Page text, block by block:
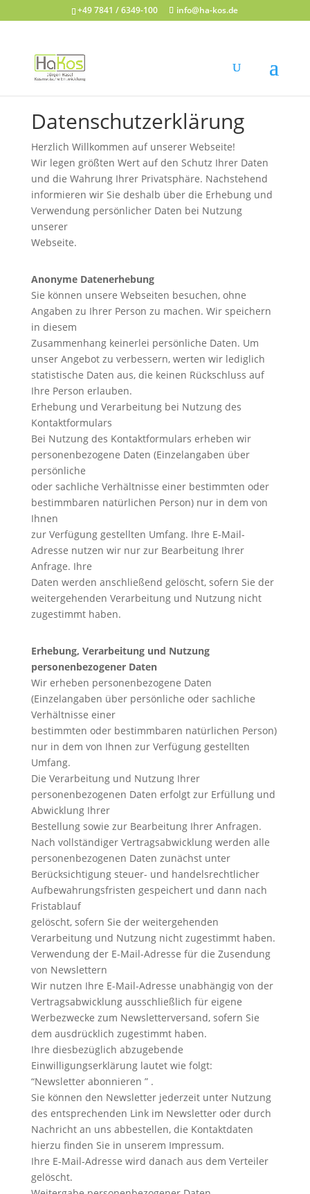
+49 7841 / 6349-100 info@ha-kos.de
Datenschutzerklärung
Herzlich Willkommen auf unserer Webseite!
Wir legen größten Wert auf den Schutz Ihrer Daten
und die Wahrung Ihrer Privatsphäre. Nachstehend
informieren wir Sie deshalb über die Erhebung und
Verwendung persönlicher Daten bei Nutzung
unserer
Webseite.
Anonyme Datenerhebung
Sie können unsere Webseiten besuchen, ohne
Angaben zu Ihrer Person zu machen. Wir speichern
in diesem
Zusammenhang keinerlei persönliche Daten. Um
unser Angebot zu verbessern, werten wir lediglich
statistische Daten aus, die keinen Rückschluss auf
Ihre Person erlauben.
Erhebung und Verarbeitung bei Nutzung des
Kontaktformulars
Bei Nutzung des Kontaktformulars erheben wir
personenbezogene Daten (Einzelangaben über
persönliche
oder sachliche Verhältnisse einer bestimmten oder
bestimmbaren natürlichen Person) nur in dem von
Ihnen
zur Verfügung gestellten Umfang. Ihre E-Mail-
Adresse nutzen wir nur zur Bearbeitung Ihrer
Anfrage. Ihre
Daten werden anschließend gelöscht, sofern Sie der
weitergehenden Verarbeitung und Nutzung nicht
zugestimmt haben.
Erhebung, Verarbeitung und Nutzung
personenbezogener Daten
Wir erheben personenbezogene Daten
(Einzelangaben über persönliche oder sachliche
Verhältnisse einer
bestimmten oder bestimmbaren natürlichen Person)
nur in dem von Ihnen zur Verfügung gestellten
Umfang.
Die Verarbeitung und Nutzung Ihrer
personenbezogenen Daten erfolgt zur Erfüllung und
Abwicklung Ihrer
Bestellung sowie zur Bearbeitung Ihrer Anfragen.
Nach vollständiger Vertragsabwicklung werden alle
personenbezogenen Daten zunächst unter
Berücksichtigung steuer- und handelsrechtlicher
Aufbewahrungsfristen gespeichert und dann nach
Fristablauf
gelöscht, sofern Sie der weitergehenden
Verarbeitung und Nutzung nicht zugestimmt haben.
Verwendung der E-Mail-Adresse für die Zusendung
von Newslettern
Wir nutzen Ihre E-Mail-Adresse unabhängig von der
Vertragsabwicklung ausschließlich für eigene
Werbezwecke zum Newsletterversand, sofern Sie
dem ausdrücklich zugestimmt haben.
Ihre diesbezüglich abzugebende
Einwilligungserklärung lautet wie folgt:
“Newsletter abonnieren ” .
Sie können den Newsletter jederzeit unter Nutzung
des entsprechenden Link im Newsletter oder durch
Nachricht an uns abbestellen, die Kontaktdaten
hierzu finden Sie in unserem Impressum.
Ihre E-Mail-Adresse wird danach aus dem Verteiler
gelöscht.